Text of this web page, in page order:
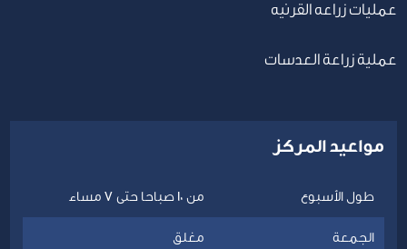
مواعيد المركز
طول الأسبوع من 10 صباحا حتى 7 مساء
الجمعة مغلق
عمليات زراعه القرنيه
عملية زراعة العدسات